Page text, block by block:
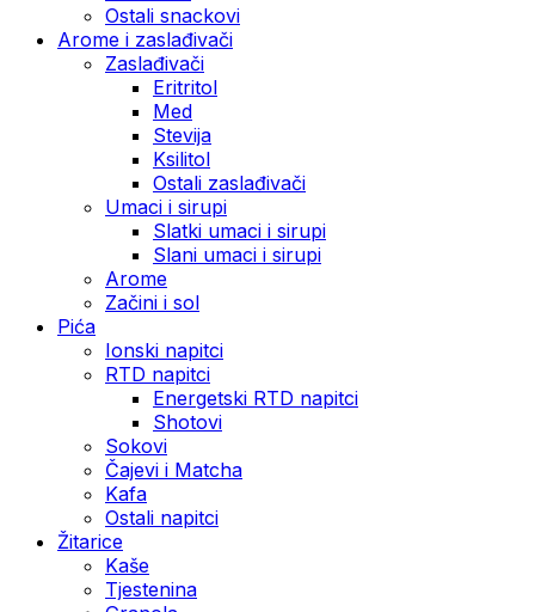
Ostali snackovi
Arome i zaslađivači
Zaslađivači
Eritritol
Med
Stevija
Ksilitol
Ostali zaslađivači
Umaci i sirupi
Slatki umaci i sirupi
Slani umaci i sirupi
Arome
Začini i sol
Pića
Ionski napitci
RTD napitci
Energetski RTD napitci
Shotovi
Sokovi
Čajevi i Matcha
Kafa
Ostali napitci
Žitarice
Kaše
Tjestenina